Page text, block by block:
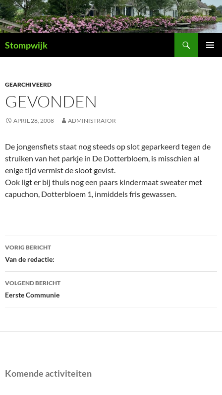
Ga
naar
de
inhoud
Stompwijk
GEARCHIVEERD
GEVONDEN
APRIL 28, 2008 ADMINISTRATOR
De jongensfiets staat nog steeds op slot geparkeerd tegen de
struiken van het parkje in De Dotterbloem, is misschien al
enige tijd vermist de sloot gevist.
Ook ligt er bij thuis nog een paars kindermaat sweater met
capuchon, Dotterbloem 1, inmiddels fris gewassen.
Bericht
navigatie
VORIG BERICHT
Van de redactie:
VOLGEND BERICHT
Eerste Communie
Komende activiteiten